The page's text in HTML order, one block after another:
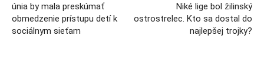
únia by mala preskúmať
obmedzenie prístupu detí k
sociálnym sieťam
Niké lige bol žilinský
ostrostrelec. Kto sa dostal do
najlepšej trojky?